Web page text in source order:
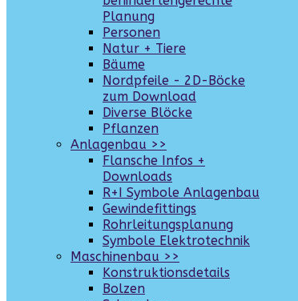
Planung
Personen
Natur + Tiere
Bäume
Nordpfeile - 2D-Böcke
zum Download
Diverse Blöcke
Pflanzen
Anlagenbau >>
Flansche Infos +
Downloads
R+I Symbole Anlagenbau
Gewindefittings
Rohrleitungsplanung
Symbole Elektrotechnik
Maschinenbau >>
Konstruktionsdetails
Bolzen